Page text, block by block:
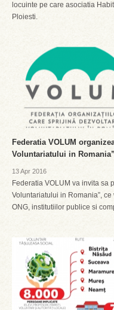
locuinte pe care asociatia
Ploiesti.
Federatia VOLUM
Voluntariatului in Romania”
13 Apr 2016
Federatia VOLUM va invita sa
Voluntariatului in Romania”,
ONG, institutiilor publice si